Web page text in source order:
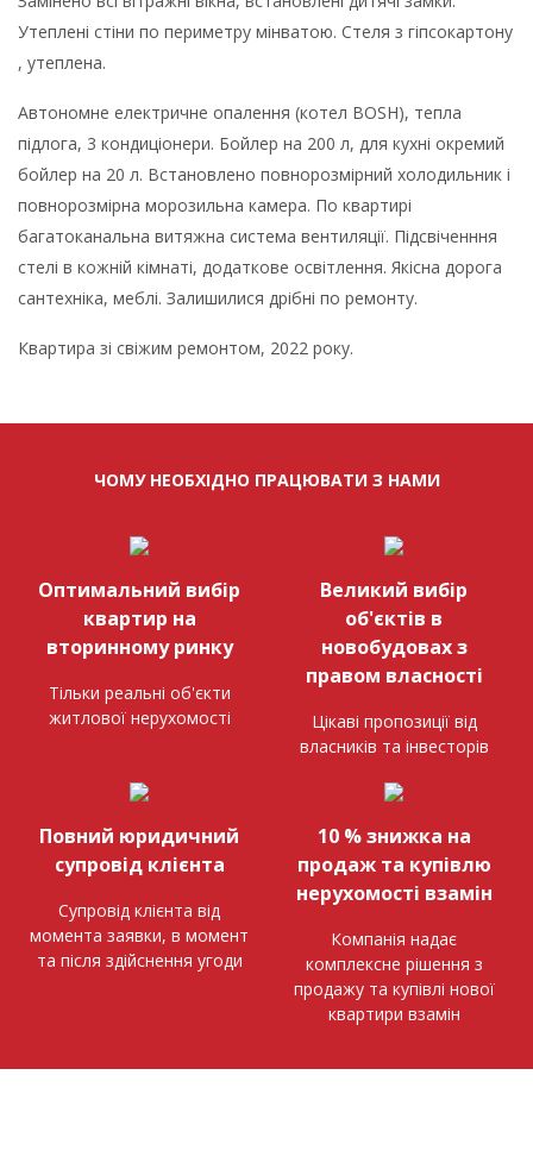
Утеплені стіни по периметру мінватою. Стеля з гіпсокартону
, утеплена.
Автономне електричне опалення (котел BOSH), тепла
підлога, 3 кондиціонери. Бойлер на 200 л, для кухні окремий
бойлер на 20 л. Встановлено повнорозмірний холодильник і
повнорозмірна морозильна камера. По квартирі
багатоканальна витяжна система вентиляції. Підсвіченння
стелі в кожній кімнаті, додаткове освітлення. Якісна дорога
сантехніка, меблі. Залишилися дрібні по ремонту.
Квартира зі свіжим ремонтом, 2022 року.
ЧОМУ НЕОБХІДНО ПРАЦЮВАТИ З НАМИ
Оптимальний вибір
квартир на
вторинному ринку
Тільки реальні об'єкти
житлової нерухомості
Великий вибір
об'єктів в
новобудовах з
правом власності
Цікаві пропозиції від
власників та інвесторів
Повний юридичний
супровід клієнта
Супровід клієнта від
момента заявки, в момент
та після здійснення угоди
10 % знижка на
продаж та купівлю
нерухомості взамін
Компанія надає
комплексне рішення з
продажу та купівлі нової
квартири взамін